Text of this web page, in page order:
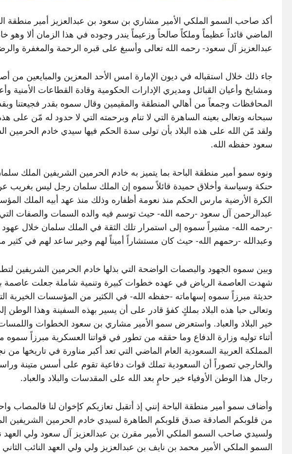
أكد صاحب السمو الملكي الأمير مشاري بن سعود بن عبدالعزيز أمير منطقة
الماضي قائداً عظيماً وملكاً صالحاً وزعيماً يندر وجوده في هذا الزمان ألا وهو
عبدالعزيز آل سعود- رحمه الله تعالى وأسبغ على قبره الرحمة والمغفرة
جاء ذلك خلال استقباله في ديون الإمارة امس الأحد المعزين والمبايعين من
ومشايخ وأعيان القبائل ومديري الإدارات الحكومية وقادة القطاعات
المحافظات وجمعاً من أهالي المنطقة والمقيمين وقال سموه بقدر فجيعتنا
سبحانه وتعالى بعينه الساهرة التي لا تنام وبرحمته التي لا حدود له مّن على
ولقد مّن الله على هذه البلاد بأن تولى سدة الحكم فيها سيدي خادم الحرمين
سعود حفظه الله.
ونوه سمو أمير منطقة الباحة بما يتميز به خادم الحرمين الشريفين الملك
حنكة وسياسة وأخلاق حميدة قائلاً سموه إن الملك سلمان رجل ليس بغريب
الكرة الأرضية مارس الحكم منذ نعومة أظفاره وذلك منذ عهد أبيه الملك
عبدالرحمن آل سعود -رحمه الله- حيث توسم فيه والده السمات والصفات التي
-رحمه الله- مشيراً سموه إلى استمرار تلك الثقة في الملك سلمان خلال
وعبدالله -رحمهم الله- حيث كان مستشاراً أميناً لهم وخير ساعد لهم في كثير من
وبين سموه الجهود والبصمات الواضحة التي بذلها خادم الحرمين الشريفين
شهدت العاصمة الرياض في عهده خطوات كبيرة وتنمية شاملة جعلت عاصمة
حديثة مبرزاً سموه إسهاماته -حفظه الله- في الكثير من المؤسسات الخيرية
وتعالى حبا هذه البلاد بملكٍ كفؤ قادر على أن يسير بهذه السفينة وهذا الوطن
خير البلاد والعباد. واستعرض سمو الأمير مشاري بن سعود الخطوات
أثناء توليه وزارة الدفاع وما حققه من تطور في قواتنا العسكرية مبرزاً سموه
المملكة العربية السعودية العام الماضي التي تعد أكبر مناورة في تاريخها
والخارجي تصوراً أن السعودية تملك قوات دفاعية تقوم على أسس متينة
رجال هذا الوطن الأوفياء خير حامٍ بعد الله على المقدسات والبلاد والعباد.
وأضاف سمو أمير منطقة الباحة إنني إذ أتقبل تعازيكم كإخوان لنا فالمصاب
من قلوبكم الصادقة صدق قلوبكم الطاهرة لسيدي خادم الحرمين الشريفين
ولسيدي صاحب السمو الملكي الأمير مقرن بن عبدالعزيز آل سعود ولي
السمو الملكي الأمير محمد بن نايف بن عبدالعزيز ولي ولي العهد النائب